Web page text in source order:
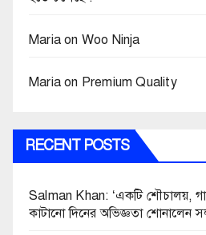
Maria on Woo Ninja
Maria on Premium Quality
RECENT POSTS
Salman Khan: ‘একটি শৌচালয়,
কাটানো দিনের অভিজ্ঞতা শোনালেন